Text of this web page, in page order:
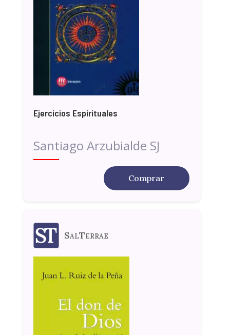
Ejercicios Espirituales
Santiago Arzubialde SJ
Comprar
SalTerrae